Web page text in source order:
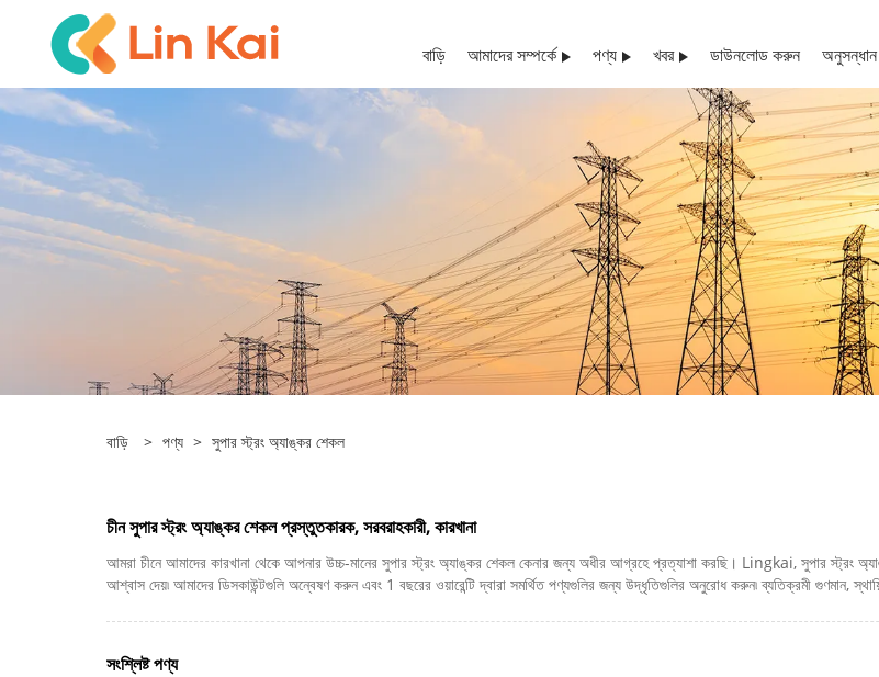
বাড়ি আমাদের সম্পর্কে পণ্য খবর ডাউনলোড করুন অনুসন্ধান
বাড়ি > পণ্য > সুপার স্ট্রং অ্যাঙ্কর শেকল
চীন সুপার স্ট্রং অ্যাঙ্কর শেকল প্রস্তুতকারক, সরবরাহকারী, কারখানা
আমরা চীনে আমাদের কারখানা থেকে আপনার উচ্চ-মানের সুপার স্ট্রং অ্যাঙ্কর শেকল কেনার জন্য অধীর আগ্রহে প্রত্যাশা করছি। Lingkai, সুপার স্ট্রং
আশ্বাস দেয়৷ আমাদের ডিসকাউন্টগুলি অন্বেষণ করুন এবং 1 বছরের ওয়ারেন্টি দ্বারা সমর্থিত পণ্যগুলির জন্য উদ্ধৃতিগুলির অনুরোধ করুন৷ ব্যতিক্রমী গুণমান,
সংশ্লিষ্ট পণ্য